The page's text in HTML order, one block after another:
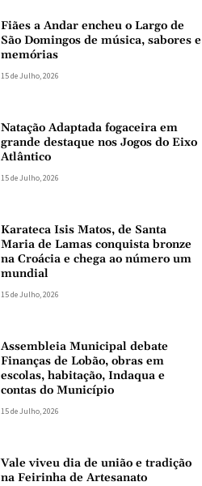
Fiães a Andar encheu o Largo de
São Domingos de música, sabores e
memórias
15 de Julho, 2026
Natação Adaptada fogaceira em
grande destaque nos Jogos do Eixo
Atlântico
15 de Julho, 2026
Karateca Isis Matos, de Santa
Maria de Lamas conquista bronze
na Croácia e chega ao número um
mundial
15 de Julho, 2026
Assembleia Municipal debate
Finanças de Lobão, obras em
escolas, habitação, Indaqua e
contas do Município
15 de Julho, 2026
Vale viveu dia de união e tradição
na Feirinha de Artesanato